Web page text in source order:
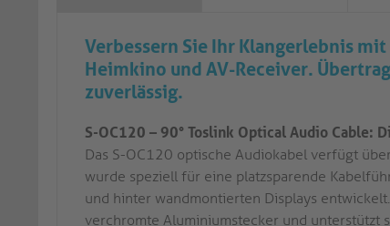
Verbessern Sie Ihr Klangerlebnis
Heimkino und AV-Receiver.
zuverlässig.
S-OC120 – 90° Toslink Optical Audio Cable:
Das S-OC120 optische Audiokabel verfügt
wurde speziell für eine platzsparende
und hinter wandmontierten Displays
verchromte Aluminiumstecker und unterstützt